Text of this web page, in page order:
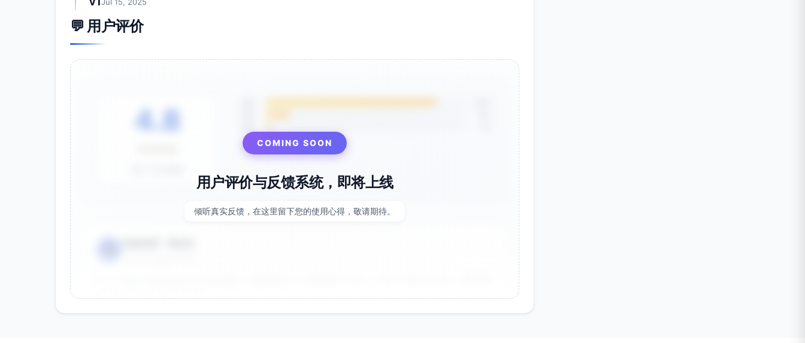
💬 用户评价
4.8
COMING SOON
用户评价与反馈系统，即将上线
倾听真实反馈，在这里留下您的使用心得，敬请期待。